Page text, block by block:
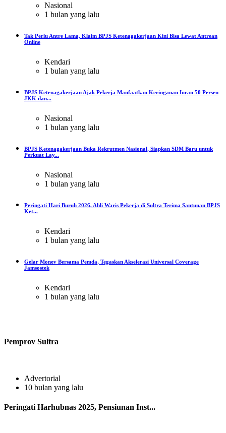
Nasional
1 bulan yang lalu
Tak Perlu Antre Lama, Klaim BPJS Ketenagakerjaan Kini Bisa Lewat Antrean
Online
Kendari
1 bulan yang lalu
BPJS Ketenagakerjaan Ajak Pekerja Manfaatkan Keringanan Iuran 50 Persen
JKK dan...
Nasional
1 bulan yang lalu
BPJS Ketenagakerjaan Buka Rekrutmen Nasional, Siapkan SDM Baru untuk
Perkuat Lay...
Nasional
1 bulan yang lalu
Peringati Hari Buruh 2026, Ahli Waris Pekerja di Sultra Terima Santunan BPJS
Ket...
Kendari
1 bulan yang lalu
Gelar Monev Bersama Pemda, Tegaskan Akselerasi Universal Coverage
Jamsostek
Kendari
1 bulan yang lalu
Pemprov Sultra
Advertorial
10 bulan yang lalu
Peringati Harhubnas 2025, Pensiunan Inst...